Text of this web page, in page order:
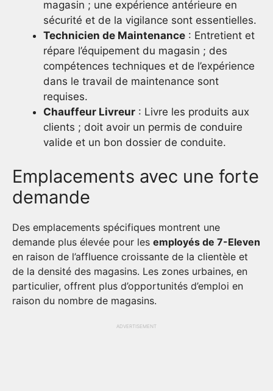
magasin ; une expérience antérieure en
sécurité et de la vigilance sont essentielles.
Technicien de Maintenance : Entretient et
répare l’équipement du magasin ; des
compétences techniques et de l’expérience
dans le travail de maintenance sont
requises.
Chauffeur Livreur : Livre les produits aux
clients ; doit avoir un permis de conduire
valide et un bon dossier de conduite.
Emplacements avec une forte
demande
Des emplacements spécifiques montrent une
demande plus élevée pour les employés de 7-Eleven
en raison de l’affluence croissante de la clientèle et
de la densité des magasins. Les zones urbaines, en
particulier, offrent plus d’opportunités d’emploi en
raison du nombre de magasins.
ADVERTISEMENT